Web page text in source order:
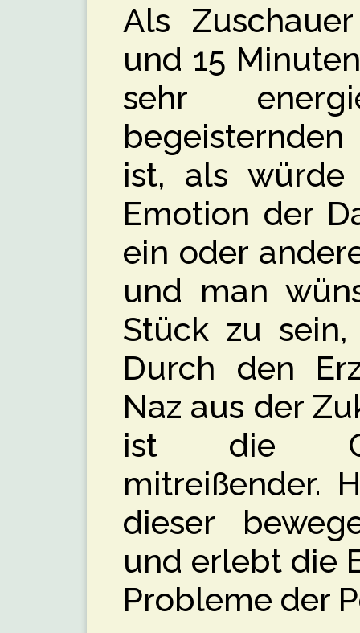
Als
und 15
sehr
ist, als würde
Emotion der
ein oder
und man
Stück zu
Durch den
Naz aus der
ist die
mitreißender.
dieser
und erlebt die
Probleme der